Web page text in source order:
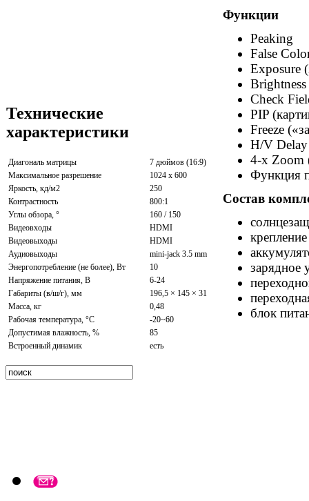
Технические
характеристики
Диагональ матрицы
7 дюймов (16:9)
Максимальное разрешение
1024 x 600
Яркость, кд/м2
250
Контрастность
800:1
Углы обзора, °
160 / 150
Видеовходы
HDMI
Видеовыходы
HDMI
Аудиовыходы
mini-jack 3.5 mm
Энергопотребление (не более), Вт
10
Напряжение питания, В
6-24
Габариты (в/ш/г), мм
196,5 × 145 × 31
Масса, кг
0,48
Рабочая температура, °C
-20~60
Допустимая влажность, %
85
Встроенный динамик
есть
Функции
Peaking
False
Exposure
Check
PIP
Freeze
H/V Delay
4-x Zoom
Функция
Состав
зарядное
блок